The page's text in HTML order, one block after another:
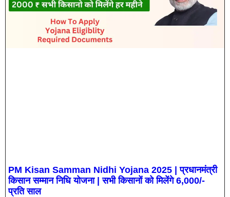
PM Kisan Samman Nidhi Yojana 2025 | प्रधानमंत्री
किसान सम्मान निधि योजना | सभी किसानों को मिलेंगे 6,000/-
प्रति साल